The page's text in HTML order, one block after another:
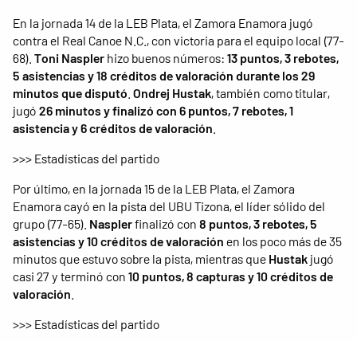
En la jornada 14 de la LEB Plata, el Zamora Enamora jugó
contra el Real Canoe N.C., con victoria para el equipo local (77-
68). Toni Naspler hizo buenos números: 13 puntos, 3 rebotes,
5 asistencias y 18 créditos de valoración durante los 29
minutos que disputó Ondrej Hustak, también como titular,
jugó 26 minutos y finalizó con 6 puntos, 7 rebotes, 1
asistencia y 6 créditos de valoración
>>> Estadísticas del partido
Por último, en la jornada 15 de la LEB Plata, el Zamora
Enamora cayó en la pista del UBU Tizona, el líder sólido del
grupo (77-65). Nasplerfinalizó con 8 puntos, 3 rebotes, 5
asistencias y 10 créditos de valoración en los poco más de 35
minutos que estuvo sobre la pista, mientras que Hustak jugó
casi 27 y terminó con 10 puntos, 8 capturas y 10 créditos de
valoración
>>> Estadísticas del partido